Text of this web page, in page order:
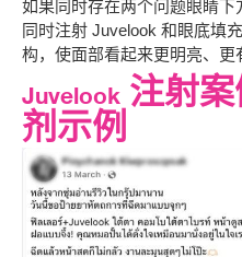
如果同时存在两个问题眼睛下
同时注射 Juvelook 和眼底填
构，使面部看起来更明亮、更
Juvelook 注射
剂示例